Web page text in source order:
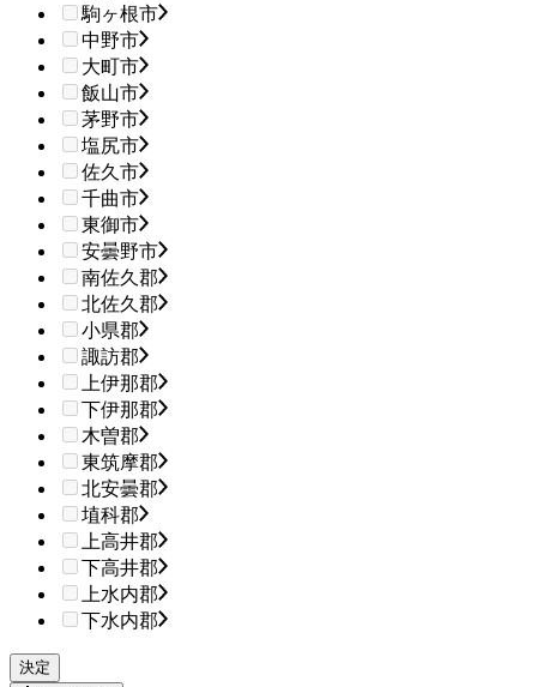
駒ヶ根市
中野市
大町市
飯山市
茅野市
塩尻市
佐久市
千曲市
東御市
安曇野市
南佐久郡
北佐久郡
小県郡
諏訪郡
上伊那郡
下伊那郡
木曽郡
東筑摩郡
北安曇郡
埴科郡
上高井郡
下高井郡
上水内郡
下水内郡